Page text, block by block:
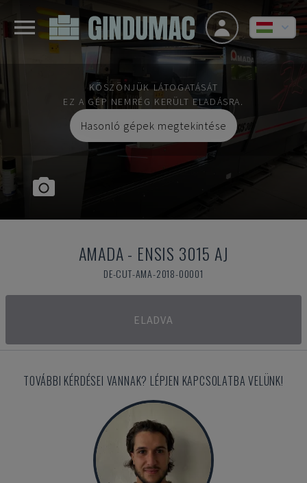
KÖSZÖNJÜK LÁTOGATÁSÁT
EZ A GÉP NEMRÉG KERÜLT ELADÁSRA.
Hasonló gépek megtekintése
AMADA- ENSIS 3015 AJ
DE-CUT-AMA-2018-00001
ELADVA
TOVÁBBI KÉRDÉSEI VANNAK? LÉPJEN KAPCSOLATBA VELÜNK!